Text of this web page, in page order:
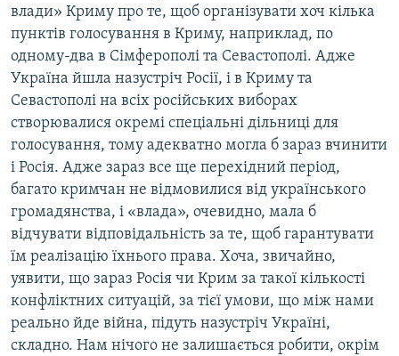
влади» Криму про те, щоб організувати хоч кілька
пунктів голосування в Криму, наприклад, по
одному-два в Сімферополі та Севастополі. Адже
Україна йшла назустріч Росії, і в Криму та
Севастополі на всіх російських виборах
створювалися окремі спеціальні дільниці для
голосування, тому адекватно могла б зараз вчинити
і Росія. Адже зараз все ще перехідний період,
багато кримчан не відмовилися від українського
громадянства, і «влада», очевидно, мала б
відчувати відповідальність за те, щоб гарантувати
їм реалізацію їхнього права. Хоча, звичайно,
уявити, що зараз Росія чи Крим за такої кількості
конфліктних ситуацій, за тієї умови, що між нами
реально йде війна, підуть назустріч Україні,
складно. Нам нічого не залишається робити, окрім